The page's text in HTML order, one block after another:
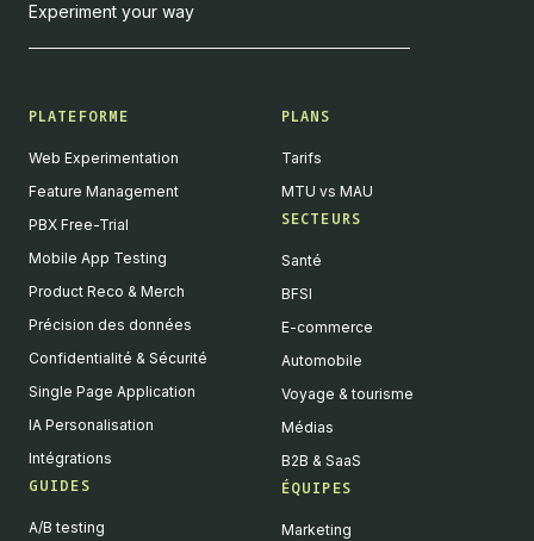
Experiment your way
PLATEFORME
Web Experimentation
Feature Management
PBX Free-Trial
Mobile App Testing
Product Reco & Merch
Précision des données
Confidentialité & Sécurité
Single Page Application
IA Personalisation
Intégrations
GUIDES
A/B testing
PLANS
Tarifs
MTU vs MAU
SECTEURS
Santé
BFSI
E-commerce
Automobile
Voyage & tourisme
Médias
B2B & SaaS
ÉQUIPES
Marketing